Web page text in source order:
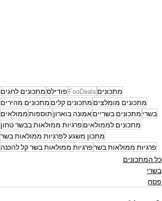
מתכונים FooDeals פודילסמתכונים לחגים
מתכונים מומלצים מתכונים קלים מתכונים מהירים
בשרי מתכונים בשרייםאמונה בוארון תוספותממולאים
מתכונים לממולאים פרגיות ממולאות בבשר טחון
מתכון משגע לפרגיות ממולאות בשר
פרגיות ממולאות בשרפרגיות ממולאות בשר קל להכנה
כל המתכונים
בשרי
פסח